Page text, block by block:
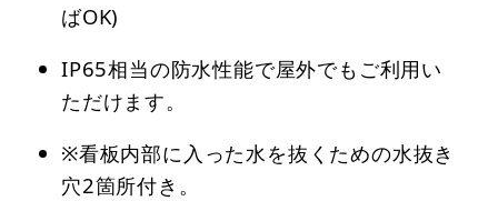
ばOK)
IP65相当の防水性能で屋外でもご利用い
ただけます。
※看板内部に入った水を抜くための水抜き
穴2箇所付き。